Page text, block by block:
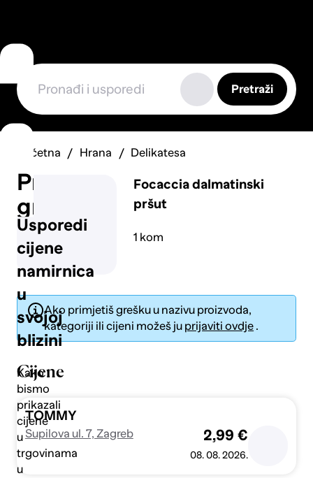
Usporedi
cijene
namirnica
u
svojoj
blizini
Kako
bismo
prikazali
cijene
u
trgovinama
u
Prijavi
grešku
Pošalji
Pretraži
Početna Hrana Delikatesa
Focaccia dalmatinski
pršut
1 kom
Ako primjetiš grešku u nazivu proizvoda,
kategoriji ili cijeni možeš ju prijaviti ovdje .
Cijene
TOMMY
Supilova ul. 7, Zagreb 2,99 €
08. 08. 2026.